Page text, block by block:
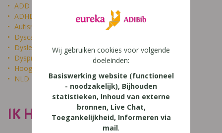
ADD
ADHD
Autisme
Dyscalculie
Dyslexie
Dyspraxie
Hoogbegaafdheid
NLD
IK HEET NIET DOM
Wij gebruiken cookies voor volgende
doeleinden:
Basiswerking website (functioneel
- noodzakelijk), Bijhouden
statistieken, Inhoud van externe
bronnen, Live Chat,
Toegankelijkheid, Informeren via
mail.